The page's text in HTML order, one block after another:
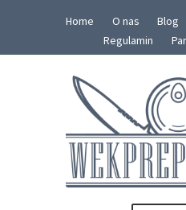
Home O nas Blog
Regulamin